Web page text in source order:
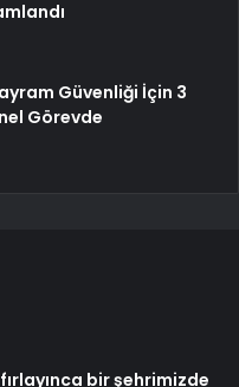
Güvenliği İçin 3
Görevde
bir şehrimizde